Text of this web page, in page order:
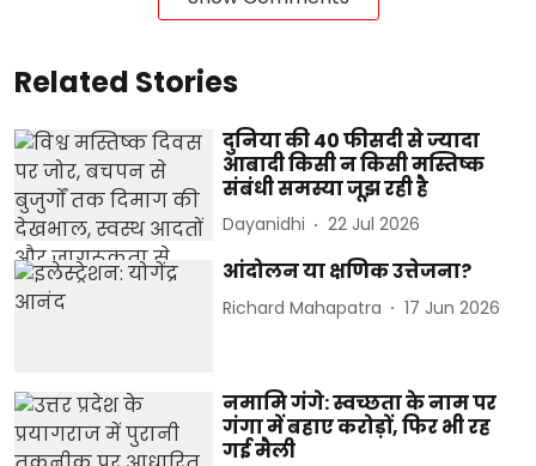
Related Stories
दुनिया की 40 फीसदी से ज्यादा
आबादी किसी न किसी मस्तिष्क
संबंधी समस्या जूझ रही है
Dayanidhi 22 Jul 2026
आंदोलन या क्षणिक उत्तेजना?
Richard Mahapatra 17 Jun 2026
नमामि गंगे: स्वच्छता के नाम पर
गंगा में बहाए करोड़ों, फिर भी रह
गई मैली